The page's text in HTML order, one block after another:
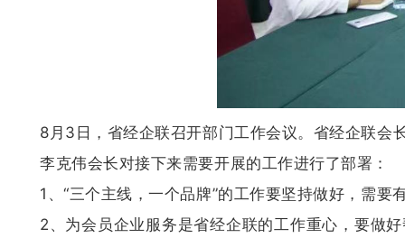
8月3日，省经企联召开部门工作会议。省经企联会
李克伟会长对接下来需要开展的工作进行了部署：
1、“三个主线，一个品牌”的工作要坚持做好，需
2、为会员企业服务是省经企联的工作重心，要做